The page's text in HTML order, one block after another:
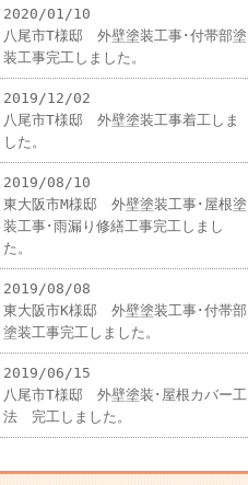
2020/01/10
八尾市T様邸 外壁塗装工事･付帯部塗
装工事完工しました。
2019/12/02
八尾市T様邸 外壁塗装工事着工しま
した。
2019/08/10
東大阪市M様邸 外壁塗装工事･屋根塗
装工事･雨漏り修繕工事完工しまし
た。
2019/08/08
東大阪市K様邸 外壁塗装工事･付帯部
塗装工事完工しました。
2019/06/15
八尾市T様邸 外壁塗装･屋根カバー工
法 完工しました。